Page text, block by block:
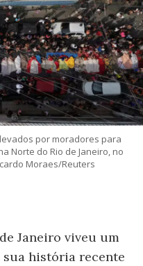
por moradores para
Norte do Rio de Janeiro, no
Moraes/Reuters
Janeiro viveu um
história recente